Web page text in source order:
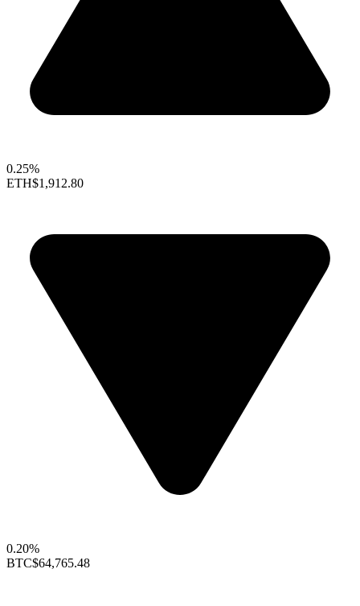
0.25%
ETH$1,912.80
0.20%
BTC$64,765.48